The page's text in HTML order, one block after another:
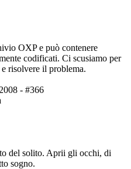
OXP e può contenere
codificati. Ci scusiamo per
risolvere il problema.
- #366
del solito. Aprii gli occhi, di
sogno.